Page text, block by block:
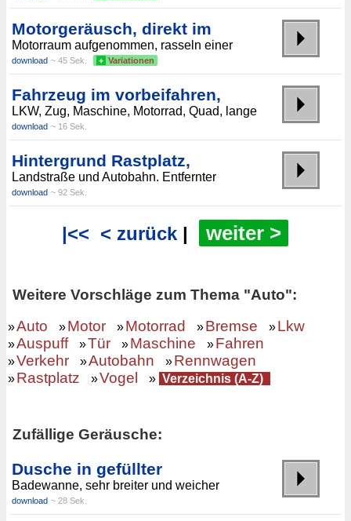
Motorgeräusch, direkt im
Motorraum aufgenommen, rasseln einer
download ~ 45 Sek. + Variationen
Fahrzeug im vorbeifahren,
LKW, Zug, Maschine, Motorrad, Quad, lange
download ~ 16 Sek.
Hintergrund Rastplatz,
Landstraße und Autobahn. Entfernter
download ~ 92 Sek.
|<< < zurück | weiter >
Weitere Vorschläge zum Thema "Auto":
»Auto »Motor »Motorrad »Bremse »Lkw
»Auspuff »Tür »Maschine »Fahren
»Verkehr »Autobahn »Rennwagen
»Rastplatz »Vogel » Verzeichnis (A-Z)
Zufällige Geräusche:
Dusche in gefüllter
Badewanne, sehr breiter und weicher
download ~ 28 Sek.